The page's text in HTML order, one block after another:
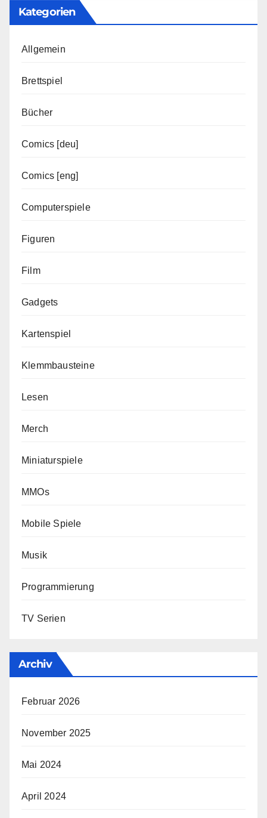
Kategorien
Allgemein
Brettspiel
Bücher
Comics [deu]
Comics [eng]
Computerspiele
Figuren
Film
Gadgets
Kartenspiel
Klemmbausteine
Lesen
Merch
Miniaturspiele
MMOs
Mobile Spiele
Musik
Programmierung
TV Serien
Archiv
Februar 2026
November 2025
Mai 2024
April 2024